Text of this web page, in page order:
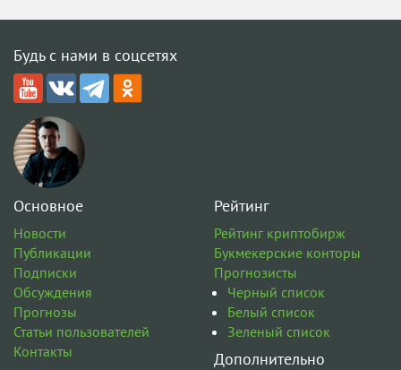
Будь с нами в соцсетях
Основное
Новости
Публикации
Подписки
Обсуждения
Прогнозы
Статьи пользователей
Контакты
Рейтинг
Рейтинг криптобирж
Букмекерские конторы
Прогнозисты
Черный список
Белый список
Зеленый список
Дополнительно